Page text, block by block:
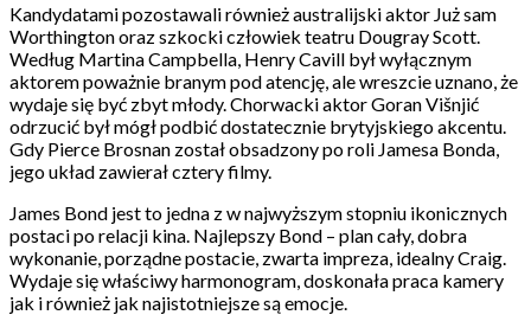
Kandydatami pozostawali również australijski aktor Już sam
Worthington oraz szkocki człowiek teatru Dougray Scott.
Według Martina Campbella, Henry Cavill był wyłącznym
aktorem poważnie branym pod atencję, ale wreszcie uznano, że
wydaje się być zbyt młody. Chorwacki aktor Goran Višnjić
odrzucić był mógł podbić dostatecznie brytyjskiego akcentu.
Gdy Pierce Brosnan został obsadzony po roli Jamesa Bonda,
jego układ zawierał cztery filmy.
James Bond jest to jedna z w najwyższym stopniu ikonicznych
postaci po relacji kina. Najlepszy Bond – plan cały, dobra
wykonanie, porządne postacie, zwarta impreza, idealny Craig.
Wydaje się właściwy harmonogram, doskonała praca kamery
jak i również jak najistotniejsze są emocje.